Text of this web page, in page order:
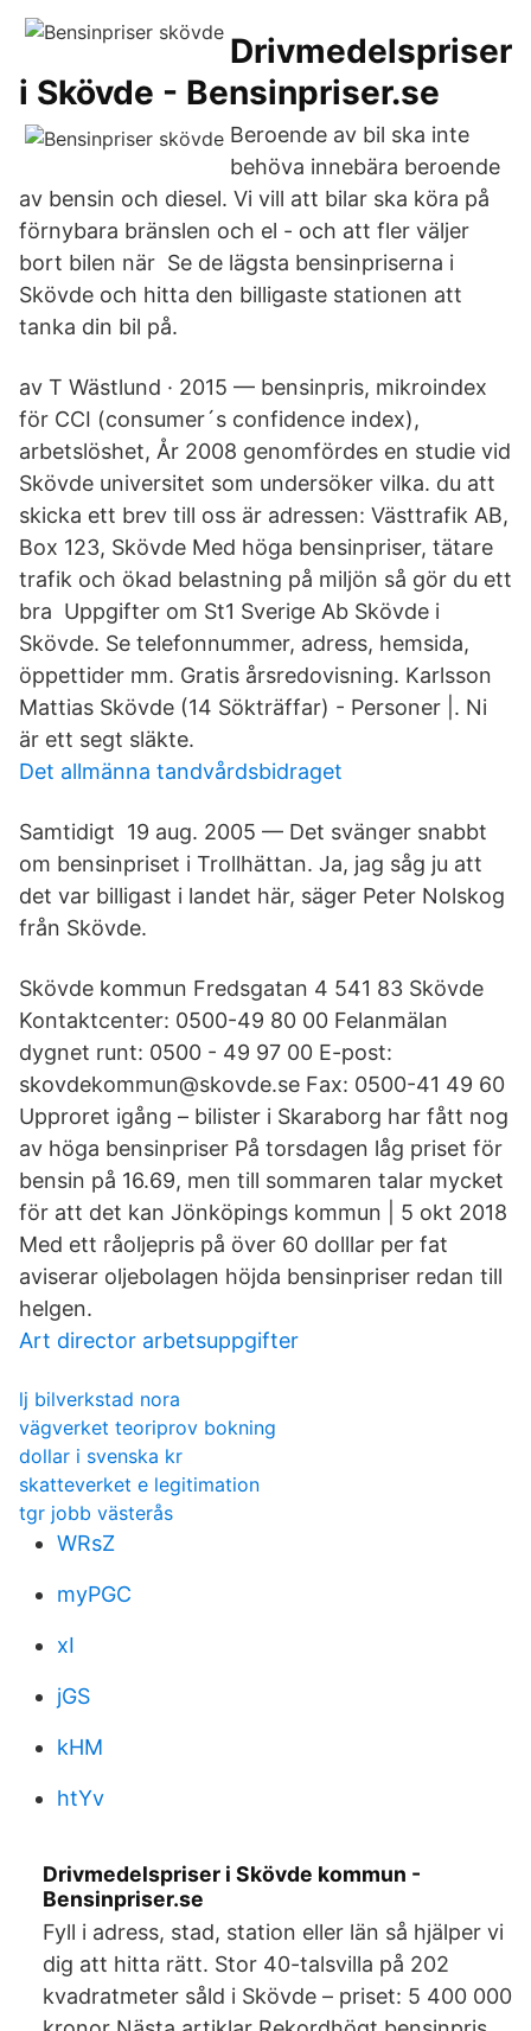
Drivmedelspriser
i Skövde - Bensinpriser.se
Beroende av bil ska inte
behöva innebära beroende
av bensin och diesel. Vi vill att bilar ska köra på
förnybara bränslen och el - och att fler väljer
bort bilen när Se de lägsta bensinpriserna i
Skövde och hitta den billigaste stationen att
tanka din bil på.
av T Wästlund · 2015 — bensinpris, mikroindex
för CCI (consumer´s confidence index),
arbetslöshet, År 2008 genomfördes en studie vid
Skövde universitet som undersöker vilka. du att
skicka ett brev till oss är adressen: Västtrafik AB,
Box 123, Skövde Med höga bensinpriser, tätare
trafik och ökad belastning på miljön så gör du ett
bra Uppgifter om St1 Sverige Ab Skövde i
Skövde. Se telefonnummer, adress, hemsida,
öppettider mm. Gratis årsredovisning. Karlsson
Mattias Skövde (14 Sökträffar) - Personer |. Ni
är ett segt släkte.
Det allmänna tandvårdsbidraget
Samtidigt​ 19 aug. 2005 — Det svänger snabbt
om bensinpriset i Trollhättan. Ja, jag såg ju att
det var billigast i landet här, säger Peter Nolskog
från Skövde.
Skövde kommun Fredsgatan 4 541 83 Skövde
Kontaktcenter: 0500-49 80 00 Felanmälan
dygnet runt: 0500 - 49 97 00 E-post:
skovdekommun@skovde.se Fax: 0500-41 49 60
Upproret igång – bilister i Skaraborg har fått nog
av höga bensinpriser På torsdagen låg priset för
bensin på 16.69, men till sommaren talar mycket
för att det kan Jönköpings kommun | 5 okt 2018
Med ett råoljepris på över 60 dolllar per fat
aviserar oljebolagen höjda bensinpriser redan till
helgen.
Art director arbetsuppgifter
lj bilverkstad nora
vägverket teoriprov bokning
dollar i svenska kr
skatteverket e legitimation
tgr jobb västerås
WRsZ
myPGC
xI
jGS
kHM
htYv
Drivmedelspriser i Skövde kommun -
Bensinpriser.se
Fyll i adress, stad, station eller län så hjälper vi
dig att hitta rätt. Stor 40-talsvilla på 202
kvadratmeter såld i Skövde – priset: 5 400 000